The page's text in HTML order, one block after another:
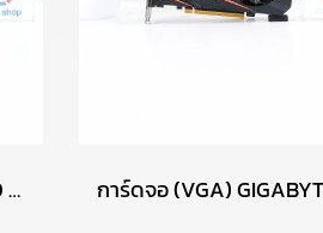
การ์ดจอ (VGA) MSI RX 470 8GB 2F MINER P16802